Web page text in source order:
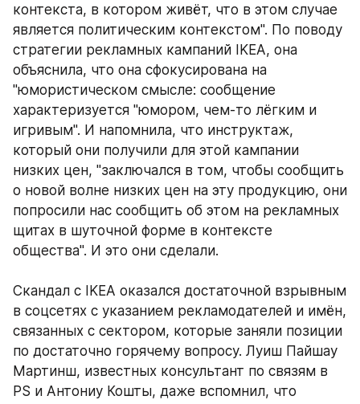
контекста, в котором живёт, что в этом случае
является политическим контекстом". По поводу
стратегии рекламных кампаний IKEA, она
объяснила, что она сфокусирована на
"юмористическом смысле: сообщение
характеризуется "юмором, чем-то лёгким и
игривым". И напомнила, что инструктаж,
который они получили для этой кампании
низких цен, "заключался в том, чтобы сообщить
о новой волне низких цен на эту продукцию, они
попросили нас сообщить об этом на рекламных
щитах в шуточной форме в контексте
общества". И это они сделали.
Скандал с IKEA оказался достаточной взрывным
в соцсетях с указанием рекламодателей и имён,
связанных с сектором, которые заняли позиции
по достаточно горячему вопросу. Луиш Пайшау
Мартинш, известных консультант по связям в
PS и Антониу Кошты, даже вспомнил, что